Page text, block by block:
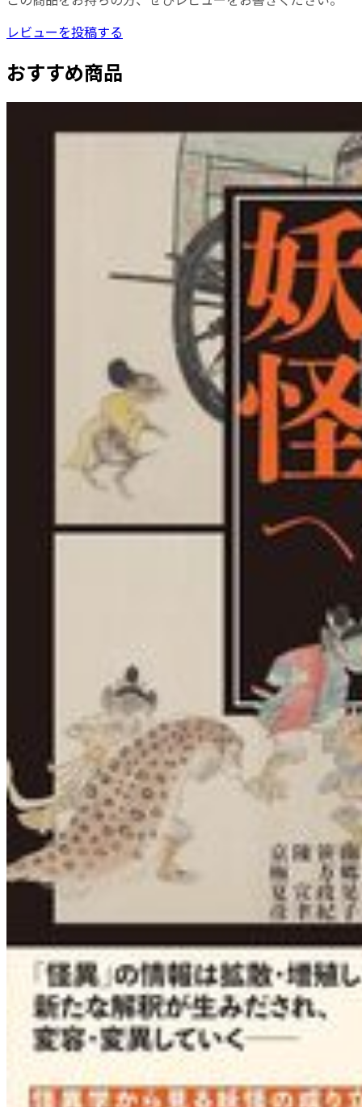
レビューを投稿する
おすすめ商品